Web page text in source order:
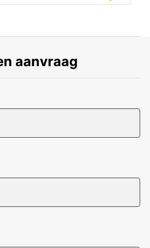
aanvraag